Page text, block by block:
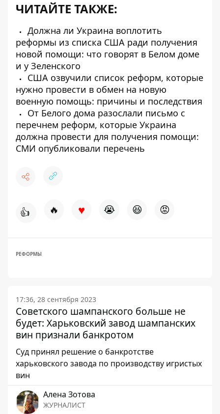
ЧИТАЙТЕ ТАКЖЕ:
Должна ли Украина воплотить
реформы из списка США ради получения
новой помощи: что говорят в Белом доме
и у Зеленского
США озвучили список реформ, которые
нужно провести в обмен на новую
военную помощь: причины и последствия
От Белого дома разослали письмо с
перечнем реформ, которые Украина
должна провести для получения помощи:
СМИ опубликовали перечень
👍 🔥 ♥ 😭 😆 😡
РЕФОРМЫ
17:36, 28 сентября 2023
Советского шампанского больше не
будет: Харьковский завод шампанских
вин признали банкротом
Суд принял решение о банкротстве
харьковского завода по производству игристых
вин
Алена Зотова
ЖУРНАЛИСТ